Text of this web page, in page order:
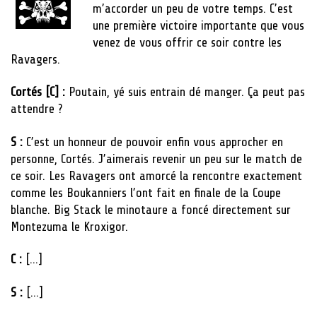
m’accorder un peu de votre temps. C’est
une première victoire importante que vous
venez de vous offrir ce soir contre les
Ravagers.
Cortés [C] : Poutain, yé suis entrain dé manger. Ça peut pas
attendre ?
S : C’est un honneur de pouvoir enfin vous approcher en
personne, Cortés. J’aimerais revenir un peu sur le match de
ce soir. Les Ravagers ont amorcé la rencontre exactement
comme les Boukanniers l’ont fait en finale de la Coupe
blanche. Big Stack le minotaure a foncé directement sur
Montezuma le Kroxigor.
C : […]
S : […]